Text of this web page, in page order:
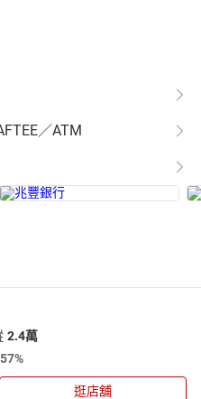
／ATM
2.4萬
57%
逛店舖